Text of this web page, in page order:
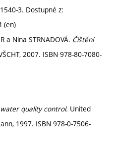
3. Dostupné z:
(en)
a Nina STRNADOVÁ. Čištění
2007. ISBN 978-80-7080-
quality control. United
1997. ISBN 978-0-7506-